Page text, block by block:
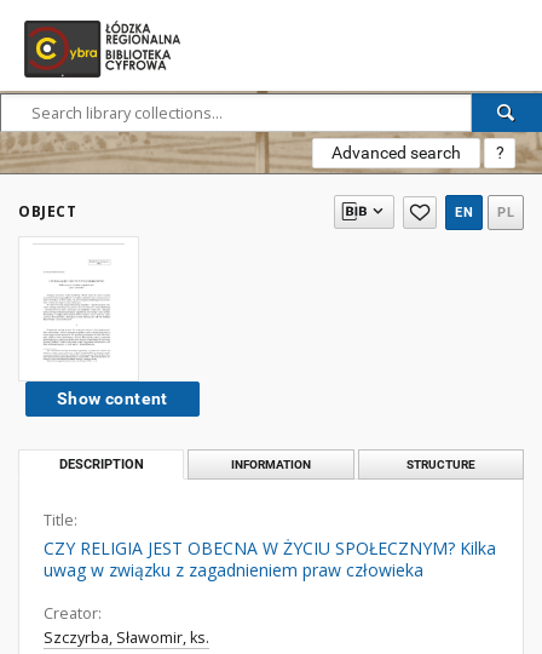
Advanced search ?
OBJECT EN PL
Show content
DESCRIPTION INFORMATION STRUCTURE
Title:
CZY RELIGIA JEST OBECNA W ŻYCIU SPOŁECZNYM? Kilka
uwag w związku z zagadnieniem praw człowieka
Creator:
Szczyrba, Sławomir, ks.